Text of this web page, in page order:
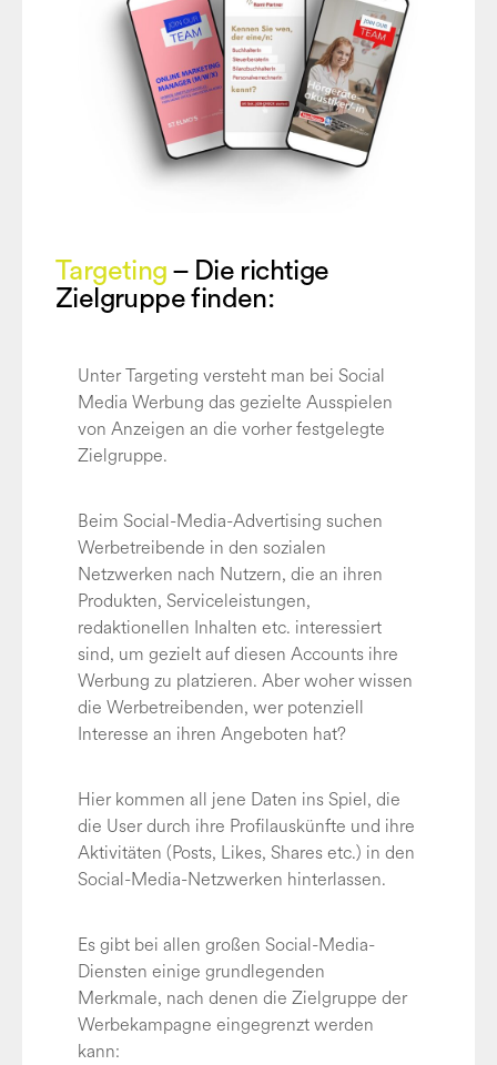
Targeting – Die richtige
Zielgruppe finden:
Unter Targeting versteht man bei Social
Media Werbung das gezielte Ausspielen
von Anzeigen an die vorher festgelegte
Zielgruppe.
Beim Social-Media-Advertising suchen
Werbetreibende in den sozialen
Netzwerken nach Nutzern, die an ihren
Produkten, Serviceleistungen,
redaktionellen Inhalten etc. interessiert
sind, um gezielt auf diesen Accounts ihre
Werbung zu platzieren. Aber woher wissen
die Werbetreibenden, wer potenziell
Interesse an ihren Angeboten hat?
Hier kommen all jene Daten ins Spiel, die
die User durch ihre Profilauskünfte und ihre
Aktivitäten (Posts, Likes, Shares etc.) in den
Social-Media-Netzwerken hinterlassen.
Es gibt bei allen großen Social-Media-
Diensten einige grundlegenden
Merkmale, nach denen die Zielgruppe der
Werbekampagne eingegrenzt werden
kann: